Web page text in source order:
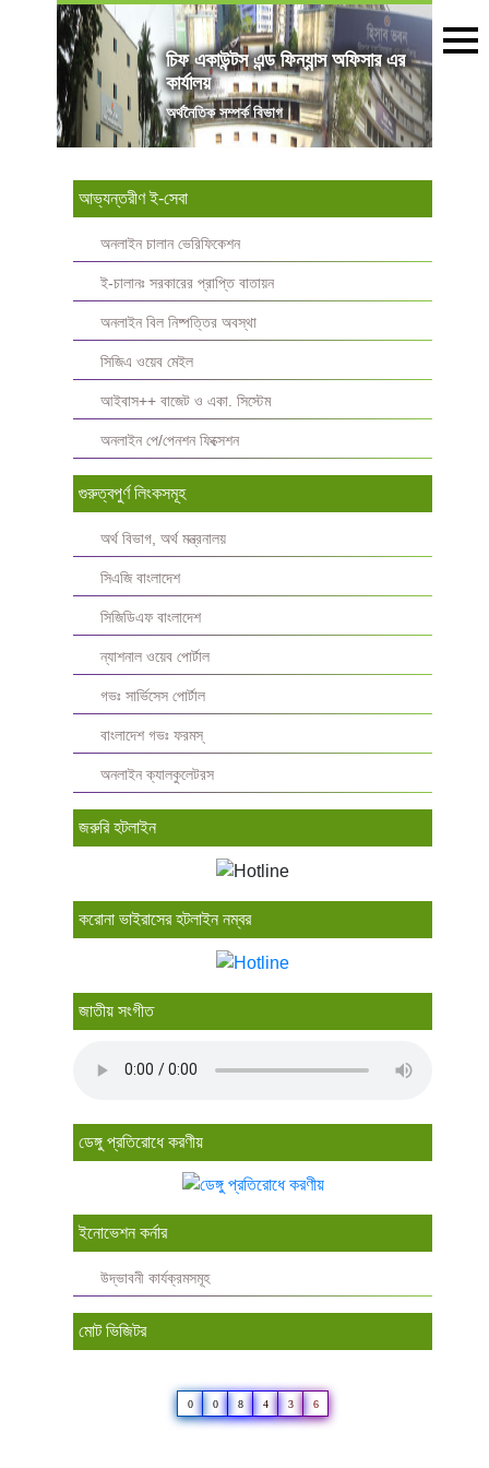
চিফ একাউন্টস এন্ড ফিন্যান্স অফিসার এর
কার্যালয়
অৰ্থনৈতিক সম্পর্ক বিভাগ
আভ্যন্তরীণ ই-সেবা
অনলাইন চালান ভেরিফিকেশন
ই-চালানঃ সরকারের প্রাপ্তি বাতায়ন
অনলাইন বিল নিষ্পত্তির অবস্থা
সিজিএ ওয়েব মেইল
আইবাস++ বাজেট ও একা. সিস্টেম
অনলাইন পে/পেনশন ফিক্সেশন
গুরুত্বপুর্ণ লিংকসমূহ
অর্থ বিভাগ, অর্থ মন্ত্রনালয়
সিএজি বাংলাদেশ
সিজিডিএফ বাংলাদেশ
ন্যাশনাল ওয়েব পোর্টাল
গভঃ সার্ভিসেস পোর্টাল
বাংলাদেশ গভঃ ফরমস্‌
অনলাইন ক্যালকুলেটরস
জরুরি হটলাইন
করোনা ভাইরাসের হটলাইন নম্বর
জাতীয় সংগীত
ডেঙ্গু প্রতিরোধে করণীয়
ইনোভেশন কর্নার
উদ্ভাবনী কার্যক্রমসমূহ
মোট ভিজিটর
0 0 8 4 3 6